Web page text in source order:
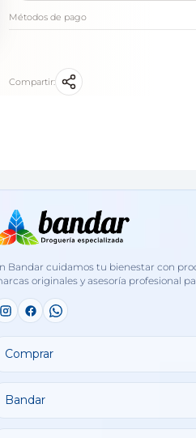
Métodos de pago
Compartir:
Bandar cuidamos tu bienestar con
originales y asesoría profesional
Comprar
Bandar